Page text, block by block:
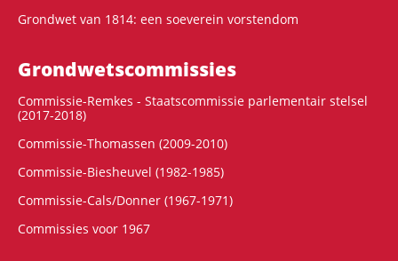
Grondwet van 1814: een soeverein vorstendom
Grondwets­commissies
Commissie-Remkes - Staatscommissie parlementair stelsel
(2017-2018)
Commissie-Thomassen (2009-2010)
Commissie-Biesheuvel (1982-1985)
Commissie-Cals/Donner (1967-1971)
Commissies voor 1967